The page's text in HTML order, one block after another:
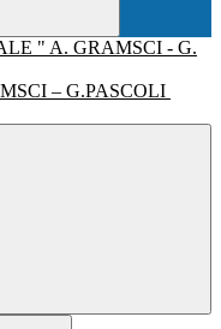
– G.PASCOLI